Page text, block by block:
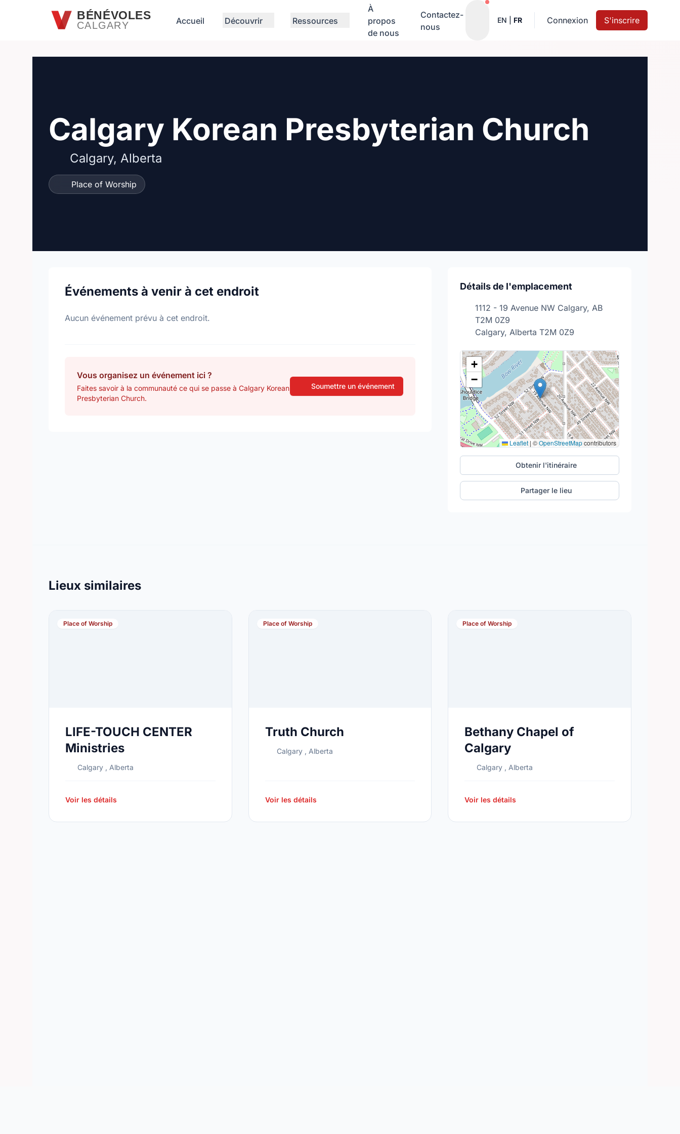
Passer au contenu principalBÉNÉVOLES
CALGARY Accueil Découvrir Ressources
À
propos
de nous
Contactez-
nous
Notifications actives
EN FR Connexion S'inscrire
Calgary Korean Presbyterian Church
Calgary, Alberta
Place of Worship
Événements à venir à cet endroit
Aucun événement prévu à cet endroit.
Vous organisez un événement ici ?
Faites savoir à la communauté ce qui se passe à Calgary Korean
Presbyterian Church.
Soumettre un événement
Détails de l'emplacement
1112 - 19 Avenue NW Calgary, AB
T2M 0Z9
Calgary, Alberta T2M 0Z9
+
−
Leaflet | ©OpenStreetMapcontributors
Obtenir l'itinéraire
Partager le lieu
Lieux similaires
Place of Worship
LIFE-TOUCH CENTER
Ministries
Calgary , Alberta
Voir les détails
Place of Worship
Truth Church
Calgary , Alberta
Voir les détails
Place of Worship
Bethany Chapel of
Calgary
Calgary , Alberta
Voir les détails